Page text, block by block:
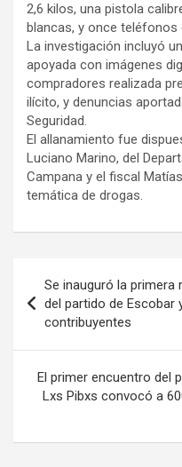
2,6 kilos, una pistola
blancas, y once teléfonos
La investigación incluyó
apoyada con imágenes
compradores realizada
ilícito, y denuncias
Seguridad.
El allanamiento fue
Luciano Marino, del
Campana y el fiscal
temática de drogas.
de
entradas
Se inauguró la primera
del partido de Escobar
contribuyentes
El primer encuentro del
Lxs Pibxs convocó a